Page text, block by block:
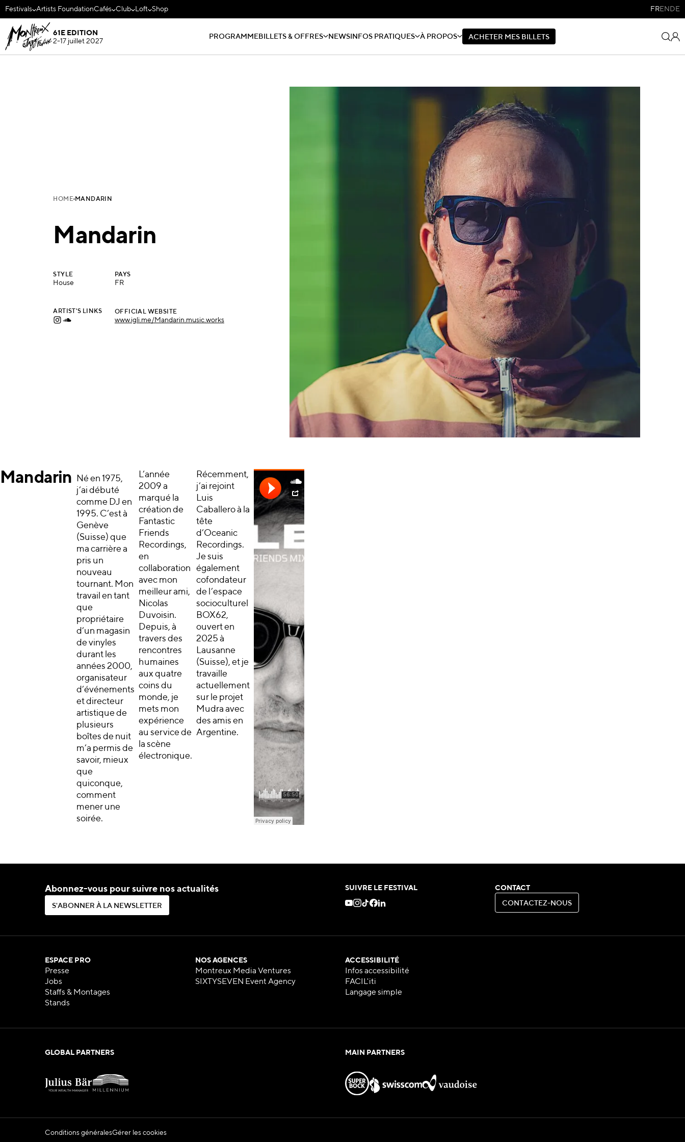
Festivals Artists FoundationCafés Club Loft Shop FREN DE
61E EDITION
2-17 juillet 2027
PROGRAMMEBILLETS & OFFRES NEWSINFOS PRATIQUES À PROPOS AC H ET ER M ES B LLET S
ACHETER MES BILLETS
HOME MANDARIN
Mandarin
STYLE
House
PAYS
FR
ARTIST'S LINKS OFFICIAL WEBSITE
www.igli.me/Mandarin.music.works
Mandarin
Né en 1975,
j’ai débuté
comme DJ en
1995. C’est à
Genève
(Suisse) que
ma carrière a
pris un
nouveau
tournant. Mon
travail en tant
que
propriétaire
d’un magasin
de vinyles
durant les
années 2000,
organisateur
d’événements
et directeur
artistique de
plusieurs
boîtes de nuit
m’a permis de
savoir, mieux
que
quiconque,
comment
mener une
soirée.
L’année
2009 a
marqué la
création de
Fantastic
Friends
Recordings,
en
collaboration
avec mon
meilleur ami,
Nicolas
Duvoisin.
Depuis, à
travers des
rencontres
humaines
aux quatre
coins du
monde, je
mets mon
expérience
au service de
la scène
électronique.
Récemment,
j’ai rejoint
Luis
Caballero à la
tête
d’Oceanic
Recordings.
Je suis
également
cofondateur
de l’espace
socioculturel
BOX62,
ouvert en
2025 à
Lausanne
(Suisse), et je
travaille
actuellement
sur le projet
Mudra avec
des amis en
Argentine.
Abonnez-vous pour suivre nos actualités
S'A BO N N E R À LA N EWS L E E R
S'ABONNER À LA NEWSLETTER
SUIVRE LE FESTIVAL CONTACT
CO N TAC EZ- NOUS
CONTACTEZ-NOUS
ESPACE PRO
Presse
Jobs
Staffs & Montages
Stands
NOS AGENCES
Montreux Media Ventures
SIXTYSEVEN Event Agency
ACCESSIBILITÉ
Infos accessibilité
FACIL'iti
Langage simple
GLOBAL PARTNERS MAIN PARTNERS
Conditions généralesGérer les cookies